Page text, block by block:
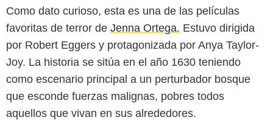
Como dato curioso, esta es una de las películas
favoritas de terror de Jenna Ortega. Estuvo dirigida
por Robert Eggers y protagonizada por Anya Taylor-
Joy. La historia se sitúa en el año 1630 teniendo
como escenario principal a un perturbador bosque
que esconde fuerzas malignas, pobres todos
aquellos que vivan en sus alrededores.
Cartel